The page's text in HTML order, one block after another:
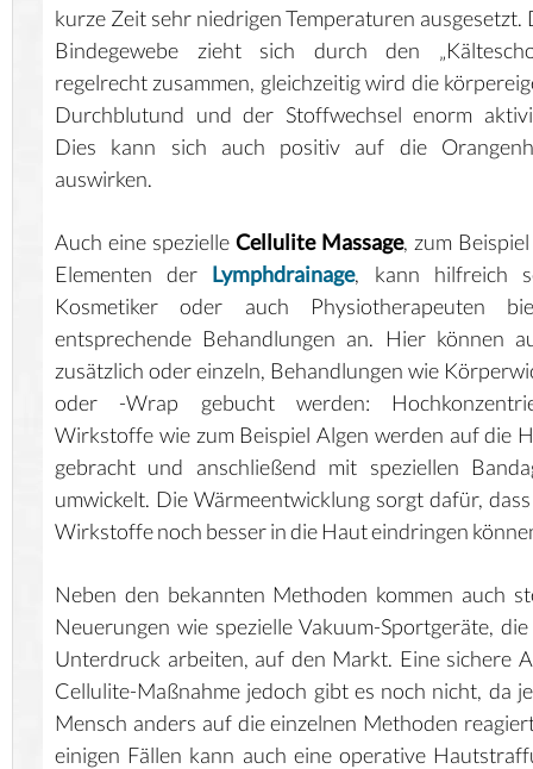
kurze Zeit sehr niedrigen Temperaturen ausgesetzt.
Bindegewebe zieht sich durch den
regelrecht zusammen, gleichzeitig wird die
Durchblutund und der Stoffwechsel enorm
Dies kann sich auch positiv auf die
auswirken.
Auch eine spezielle Cellulite Massage, zum
Elementen der Lymphdrainage, kann hilfreich
Kosmetiker oder auch Physiotherapeuten
entsprechende Behandlungen an. Hier können
zusätzlich oder einzeln, Behandlungen wie
oder -Wrap gebucht werden:
Wirkstoffe wie zum Beispiel Algen werden auf die
gebracht und anschließend mit speziellen
umwickelt. Die Wärmeentwicklung sorgt dafür,
Wirkstoffe noch besser in die Haut eindringen
Neben den bekannten Methoden kommen auch
Neuerungen wie spezielle Vakuum-Sportgeräte,
Unterdruck arbeiten, auf den Markt. Eine sichere
Cellulite-Maßnahme jedoch gibt es noch nicht, da
Mensch anders auf die einzelnen Methoden
einigen Fällen kann auch eine operative